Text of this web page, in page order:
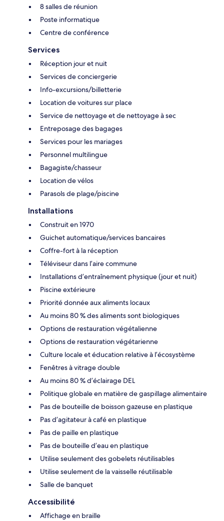
8 salles de réunion
Poste informatique
Centre de conférence
Services
Réception jour et nuit
Services de conciergerie
Info-excursions/billetterie
Location de voitures sur place
Service de nettoyage et de nettoyage à sec
Entreposage des bagages
Services pour les mariages
Personnel multilingue
Bagagiste/chasseur
Location de vélos
Parasols de plage/piscine
Installations
Construit en 1970
Guichet automatique/services bancaires
Coffre-fort à la réception
Téléviseur dans l’aire commune
Installations d’entraînement physique (jour et nuit)
Piscine extérieure
Priorité donnée aux aliments locaux
Au moins 80 % des aliments sont biologiques
Options de restauration végétalienne
Options de restauration végétarienne
Culture locale et éducation relative à l’écosystème
Fenêtres à vitrage double
Au moins 80 % d’éclairage DEL
Politique globale en matière de gaspillage alimentaire
Pas de bouteille de boisson gazeuse en plastique
Pas d’agitateur à café en plastique
Pas de paille en plastique
Pas de bouteille d’eau en plastique
Utilise seulement des gobelets réutilisables
Utilise seulement de la vaisselle réutilisable
Salle de banquet
Accessibilité
Affichage en braille